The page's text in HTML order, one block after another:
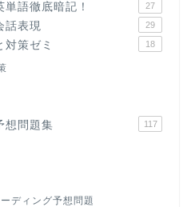
語徹底暗記！ 27
話表現 29
対策ゼミ 18
想問題集 117
ディング予想問題